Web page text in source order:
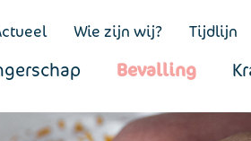
Wie zijn wij? Tijdlijn
Bevalling